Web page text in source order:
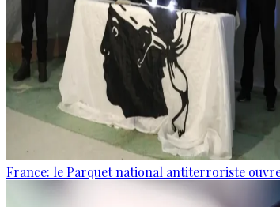
France: le Parquet national antiterroriste